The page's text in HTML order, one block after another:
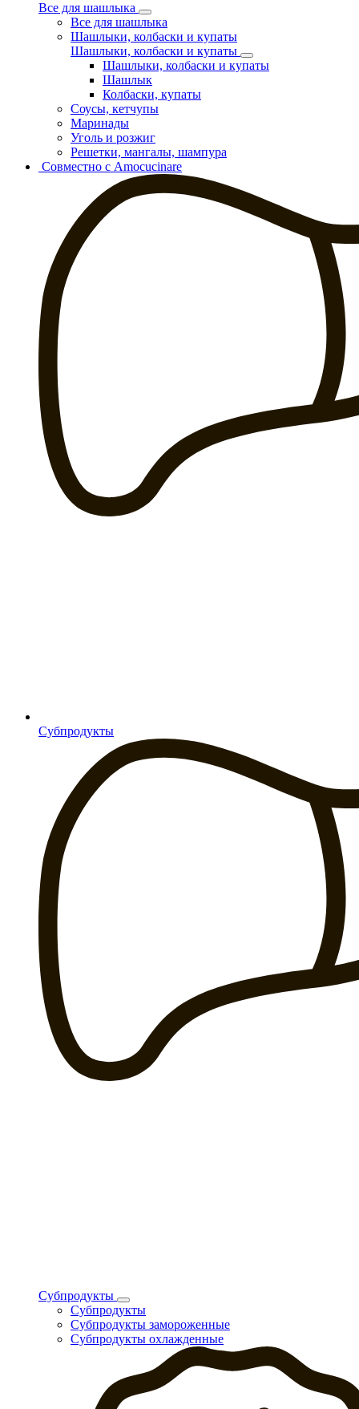
Все для шашлыка
Все для шашлыка
Шашлыки, колбаски и купаты
Шашлыки, колбаски и купаты
Шашлыки, колбаски и купаты
Шашлык
Колбаски, купаты
Соусы, кетчупы
Маринады
Уголь и розжиг
Решетки, мангалы, шампура
Совместно с Amocucinare
Субпродукты
Субпродукты
Субпродукты
Субпродукты замороженные
Субпродукты охлажденные